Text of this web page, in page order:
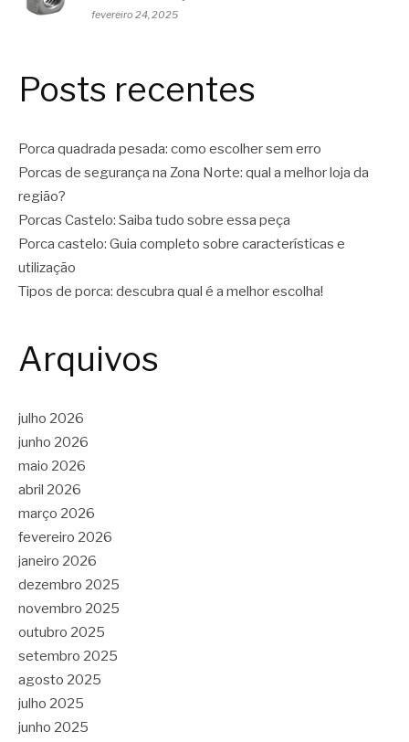
fevereiro 24, 2025
Posts recentes
Porca quadrada pesada: como escolher sem erro
Porcas de segurança na Zona Norte: qual a melhor loja da
região?
Porcas Castelo: Saiba tudo sobre essa peça
Porca castelo: Guia completo sobre características e
utilização
Tipos de porca: descubra qual é a melhor escolha!
Arquivos
julho 2026
junho 2026
maio 2026
abril 2026
março 2026
fevereiro 2026
janeiro 2026
dezembro 2025
novembro 2025
outubro 2025
setembro 2025
agosto 2025
julho 2025
junho 2025